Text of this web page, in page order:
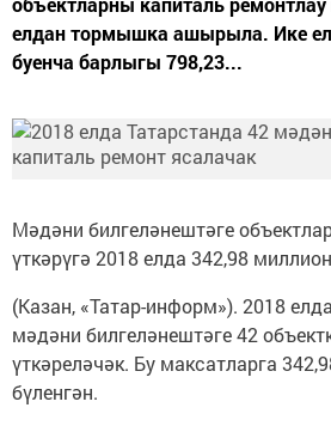
елдан тормышка ашырыла. Ике
буенча барлыгы 798,23...
Мәдәни билгеләнештәге
үткәрүгә 2018 елда 342,98
(Казан, «Татар-информ»). 2018
мәдәни билгеләнештәге 42
үткәреләчәк. Бу максатларга
бүленгән.